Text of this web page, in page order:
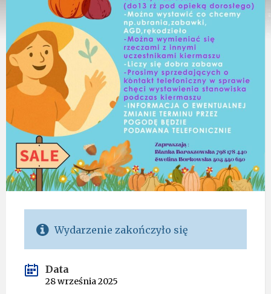
Wydarzenie zakończyło się
Data
28 września 2025